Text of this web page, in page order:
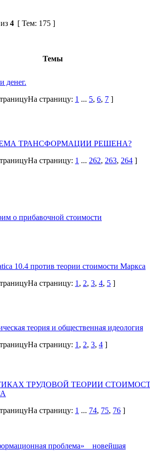
из 4 [ Тем: 175 ]
Темы
денег.
На страницу: 1 ... 5, 6, 7 ]
ТРАНСФОРМАЦИИ РЕШЕНА?
На страницу: 1 ... 262, 263, 264 ]
о прибавочной стоимости
10.4 против теории стоимости Маркса
На страницу: 1 , 2, 3, 4, 5 ]
теория и общественная идеология
На страницу: 1 , 2, 3, 4 ]
ТРУДОВОЙ ТЕОРИИ
На страницу: 1 ... 74, 75, 76 ]
проблема» _ новейшая